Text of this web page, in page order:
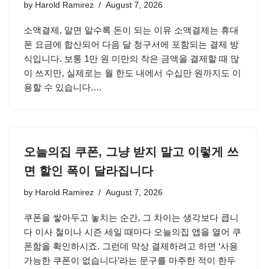
by Harold Ramirez August 7, 2026
소액결제, 알면 알수록 돈이 되는 이유 소액결제는 휴대
폰 요금에 합산되어 다음 달 청구서에 포함되는 결제 방
식입니다. 보통 1만 원 미만의 작은 금액을 결제할 때 많
이 쓰지만, 실제로는 월 한도 내에서 수십만 원까지도 이
용할 수 있습니다.…
오늘의집 쿠폰, 그냥 받지 말고 이렇게 쓰
면 할인 폭이 달라집니다
by Harold Ramirez August 7, 2026
쿠폰을 쌓아두고 놓치는 순간, 그 차이는 생각보다 큽니
다 이사 철이나 시즌 세일 때마다 오늘의집 앱을 열어 쿠
폰함을 확인하시죠. 그런데 막상 결제하려고 하면 ‘사용
가능한 쿠폰이 없습니다’라는 문구를 마주한 적이 한두